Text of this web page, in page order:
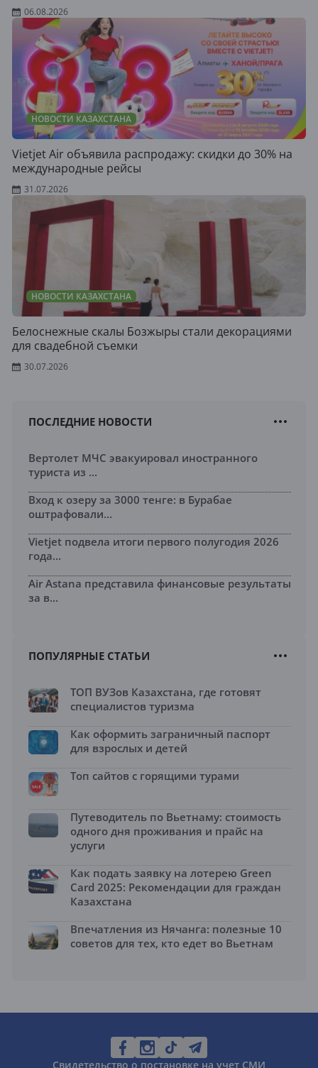
06.08.2026
НОВОСТИ КАЗАХСТАНА
Vietjet Air объявила распродажу: скидки до 30% на
международные рейсы
31.07.2026
НОВОСТИ КАЗАХСТАНА
Белоснежные скалы Бозжыры стали декорациями
для свадебной съемки
30.07.2026
ПОСЛЕДНИЕ НОВОСТИ
Вертолет МЧС эвакуировал иностранного
туриста из ...
Вход к озеру за 3000 тенге: в Бурабае
оштрафовали...
Vietjet подвела итоги первого полугодия 2026
года...
Air Astana представила финансовые результаты
за в...
ПОПУЛЯРНЫЕ СТАТЬИ
ТОП ВУЗов Казахстана, где готовят
специалистов туризма
Как оформить заграничный паспорт
для взрослых и детей
Топ сайтов с горящими турами
Путеводитель по Вьетнаму: стоимость
одного дня проживания и прайс на
услуги
Как подать заявку на лотерею Green
Card 2025: Рекомендации для граждан
Казахстана
Впечатления из Нячанга: полезные 10
советов для тех, кто едет во Вьетнам
Свидетельство о постановке на учет СМИ